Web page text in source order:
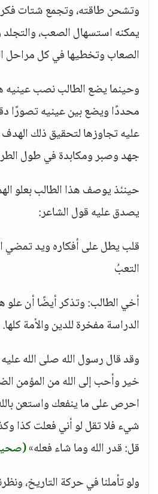
وتشحن طاقته، وتجمع شتات فكره،
يمكنه استسهال الصعب،
الصعاب وتخطيها في كل مراحل
وحينما يضع الطالب نصب عينيه
محددًا ويضع بين عينيه تصورًا
عليه تجاوزها لتحقيق ذلك
جهد وصبر ومكابدة في طول
حينئذ يوصف هذا الطالب بعلو
يصدق عليه قول الشاعر:
قلب يطل على أفكاره ويد تمضي
التعبُ
أخي الطالب: وتذكر أيضًا أن
الدراسة مفخرة للدين والأمة كلها.
وقد قال رسول الله صلى الله
خير وأحب إلى الله من المؤمن
احرص على ما ينفعك واستعن
شيء فلا تقل لو أني فعلت كذا
قل: قدر الله وما شاء فعله»
ولو تأملنا في حركة التاريخ،